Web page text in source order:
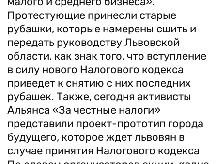
Протестующие принесли старые
рубашки, которые намерены сшить и
передать руководству Львовской
области, как знак того, что вступление
в силу нового Налогового кодекса
приведет к снятию с них последних
рубашек. Также, сегодня активисты
Альянса «За честные налоги»
представили проект-прототип города
будущего, которое ждет львовян в
случае принятия Налогового кодекса